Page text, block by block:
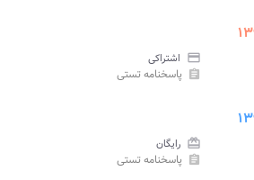
credit_card اشتراکی
assignment پاسخنامه تستی
card_giftcard رایگان
assignment پاسخنامه تستی